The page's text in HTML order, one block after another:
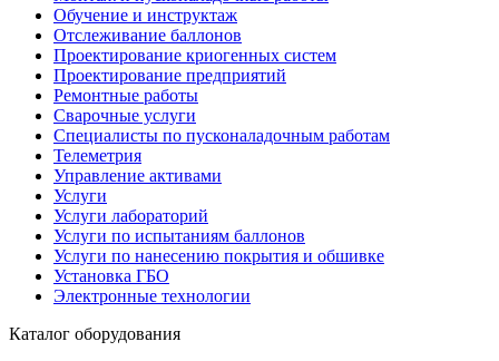
Обучение и инструктаж
Отслеживание баллонов
Проектирование криогенных систем
Проектирование предприятий
Ремонтные работы
Сварочные услуги
Специалисты по пусконаладочным работам
Телеметрия
Управление активами
Услуги
Услуги лабораторий
Услуги по испытаниям баллонов
Услуги по нанесению покрытия и обшивке
Установка ГБО
Электронные технологии
Каталог оборудования